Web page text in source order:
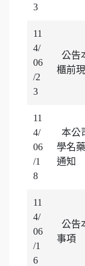
3
11
4/
06
/2
3
公告
櫃前
11
4/
06
/1
8
本公
學名
通知
11
4/
06
/1
6
公告
事項